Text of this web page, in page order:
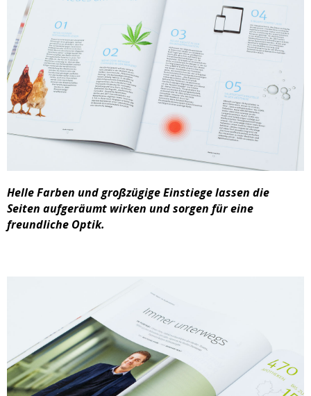
Helle Farben und großzügige Einstiege lassen die
Seiten aufgeräumt wirken und sorgen für eine
freundliche Optik.